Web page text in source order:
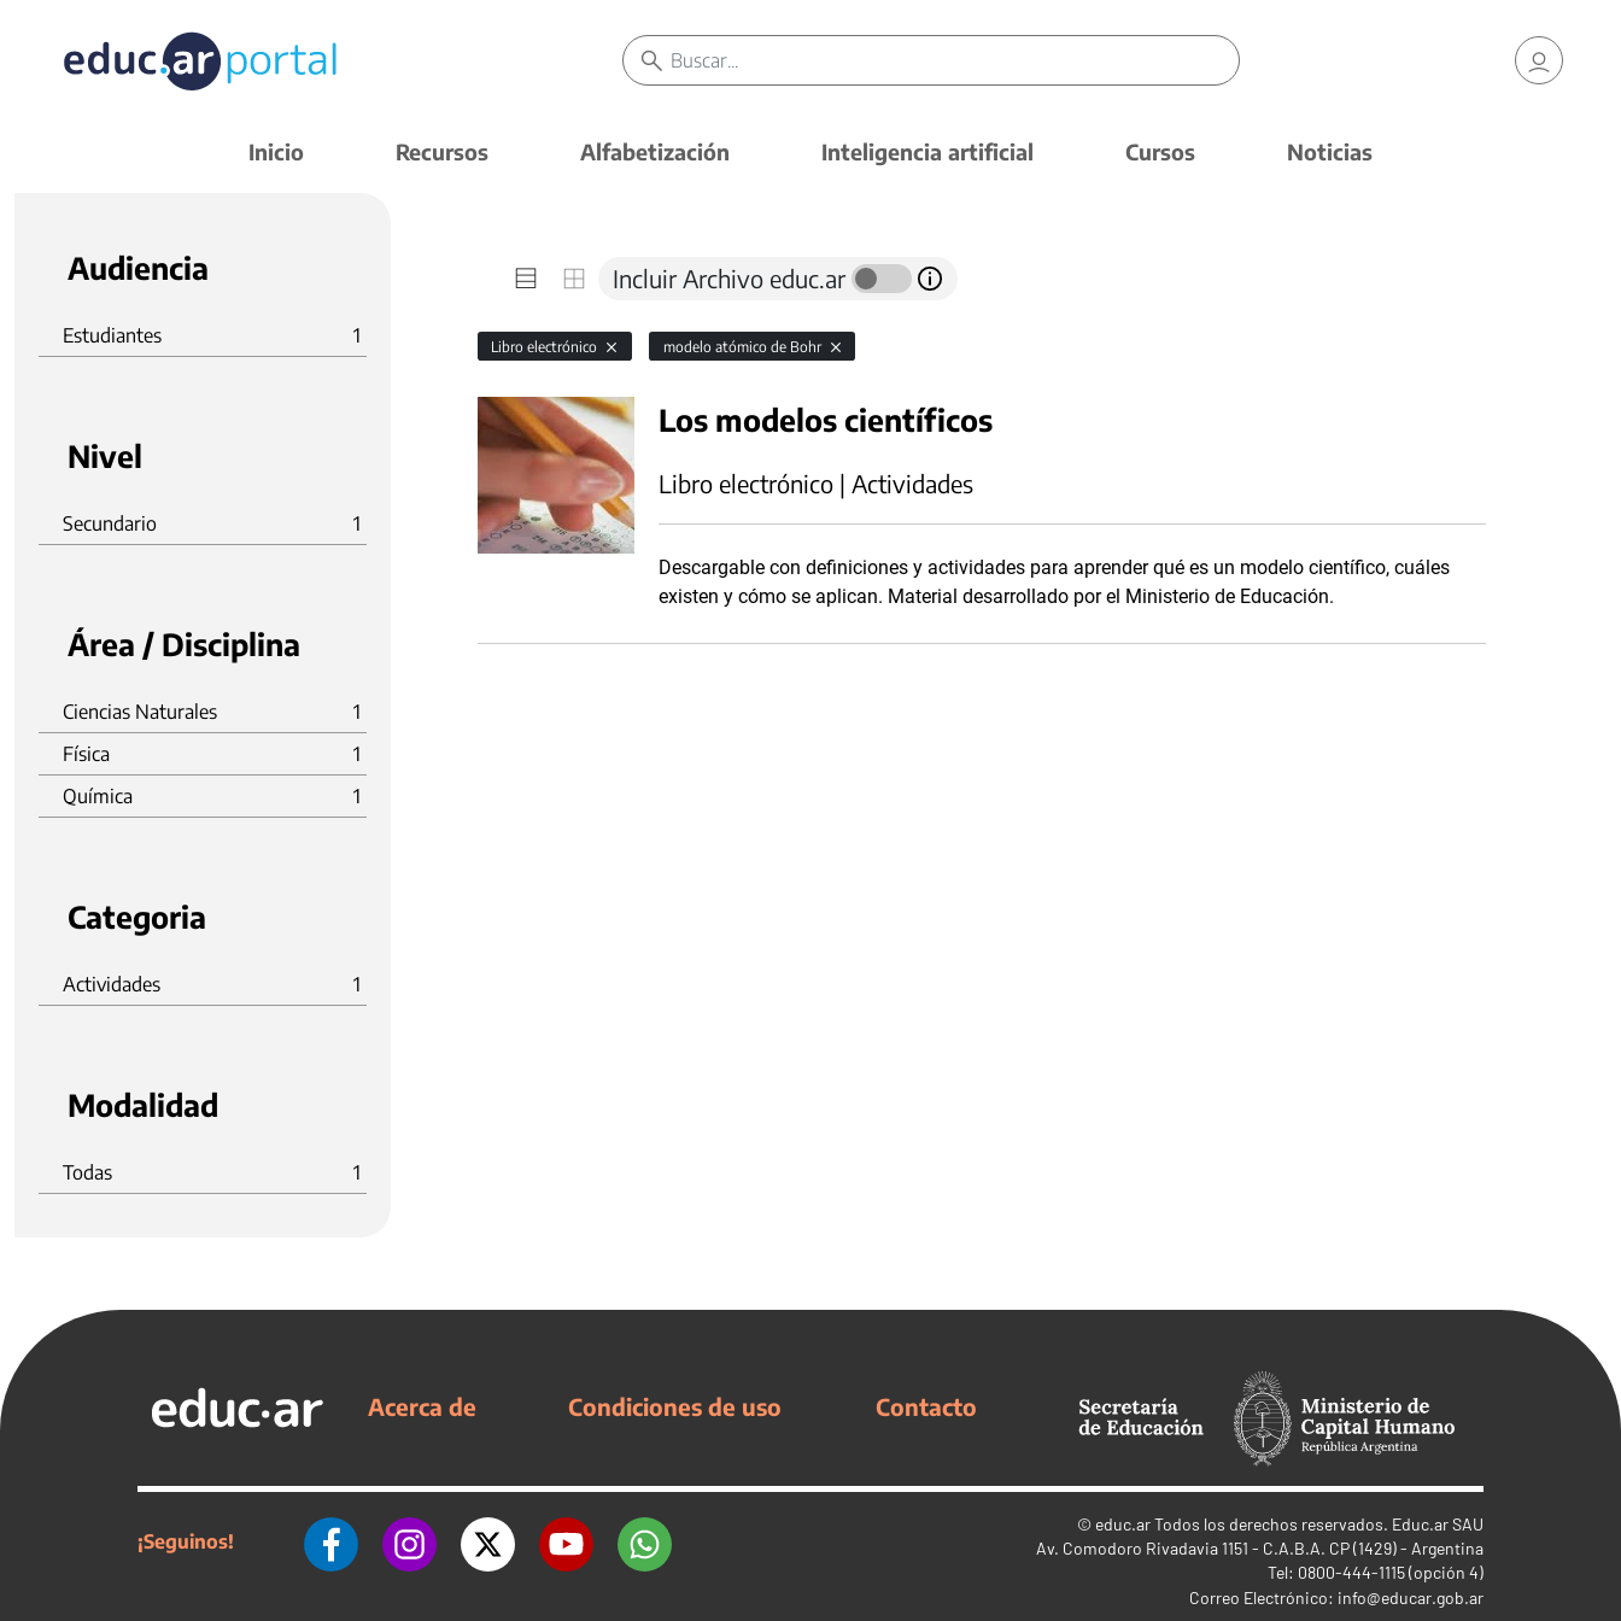
Inicio Recursos Alfabetización Inteligencia artificial Cursos Noticias
Audiencia
Estudiantes 1
Nivel
Secundario 1
Área / Disciplina
Ciencias Naturales
1
Física
1
Química
1
Categoria
Actividades 1
Modalidad
Todas 1
Incluir Archivo educ.ar
Libro electrónico modelo atómico de Bohr
Los modelos científicos
Libro electrónico | Actividades
Descargable con definiciones y actividades para aprender qué es un modelo científico, cuáles
existen y cómo se aplican. Material desarrollado por el Ministerio de Educación.
Acerca de Condiciones de uso Contacto
¡Seguinos!
© educ.arTodos los derechos reservados. Educ.ar SAU
Av. Comodoro Rivadavia 1151 - C.A.B.A. CP (1429) - Argentina
Tel: 0800-444-1115 (opción 4)
Correo Electrónico: info@educar.gob.ar